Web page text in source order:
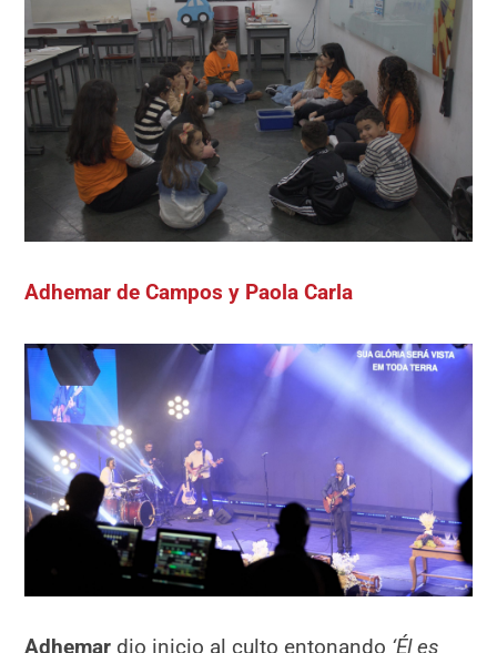
Adhemar de Campos y Paola Carla
Adhemar dio inicio al culto entonando ‘Él es